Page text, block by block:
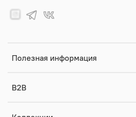
Полезная информация
B2B